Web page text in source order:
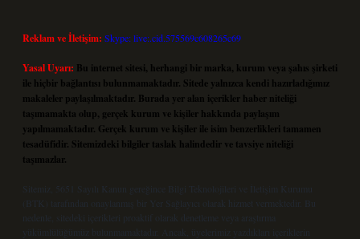
Reklam ve İletişim: Skype: live:.cid.575569c608265c69
Yasal Uyarı: Bu internet sitesi, herhangi bir marka, kurum veya şahıs şirketi
ile hiçbir bağlantısı bulunmamaktadır. Sitede yalnızca kendi hazırladığımız
makaleler paylaşılmaktadır. Burada yer alan içerikler haber niteliği
taşımamakta olup, gerçek kurum ve kişiler hakkında paylaşım
yapılmamaktadır. Gerçek kurum ve kişiler ile isim benzerlikleri tamamen
tesadüfidir. Sitemizdeki bilgiler taslak halindedir ve tavsiye niteliği
taşımazlar.
Sitemiz, 5651 Sayılı Kanun gereğince Bilgi Teknolojileri ve İletişim Kurumu
(BTK) tarafından onaylanmış bir Yer Sağlayıcı olarak hizmet vermektedir. Bu
nedenle, sitedeki içerikleri proaktif olarak denetleme veya araştırma
yükümlülüğümüz bulunmamaktadır. Ancak, üyelerimiz yazdıkları içeriklerin